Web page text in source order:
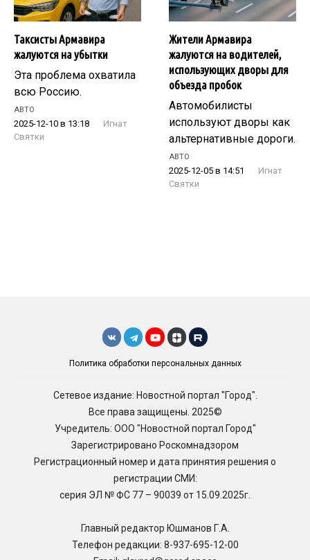
Таксисты Армавира
жалуются на убытки
Эта проблема охватила
всю Россию.
АВТО
2025-12-10 в 13:18
Игнат
Святки
Жители Армавира
жалуются на водителей,
использующих дворы для
объезда пробок
Автомобилисты
используют дворы как
альтернативные дороги.
АВТО
2025-12-05 в 14:51
Игнат
Святки
Политика обработки персональных данных
Сетевое издание: Новостной портал "Город".
Все права защищены. 2025©
Учредитель: ООО "Новостной портал Город"
Зарегистрировано Роскомнадзором
Регистрационный номер и дата принятия решения о
регистрации СМИ:
серия ЭЛ № ФС 77 – 90039 от 15.09.2025г.
Главный редактор Юшманов Г.А.
Телефон редакции: 8-937-695-12-00